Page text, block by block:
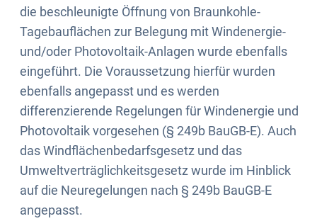
die beschleunigte Öffnung von Braunkohle-
Tagebauflächen zur Belegung mit Windenergie-
und/oder Photovoltaik-Anlagen wurde ebenfalls
eingeführt. Die Voraussetzung hierfür wurden
ebenfalls angepasst und es werden
differenzierende Regelungen für Windenergie und
Photovoltaik vorgesehen (§ 249b BauGB-E). Auch
das Windflächenbedarfsgesetz und das
Umweltverträglichkeitsgesetz wurde im Hinblick
auf die Neuregelungen nach § 249b BauGB-E
angepasst.